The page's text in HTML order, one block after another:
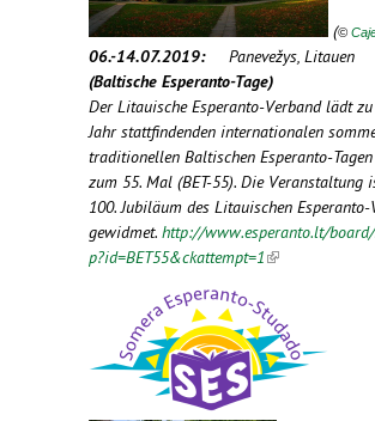
(©
06.-14.07.2019:Panevežys, Litauen
(Baltische Esperanto-Tage)
Der Litauische Esperanto-Verband lädt zu
Jahr stattfindenden internationalen
traditionellen Baltischen Esperanto-
zum 55. Mal (BET-55). Die Veranstaltung
100. Jubiläum des Litauischen Esperanto-
gewidmet. http://www.esperanto.lt/
p?id=BET55&ckattempt=1(link is external)